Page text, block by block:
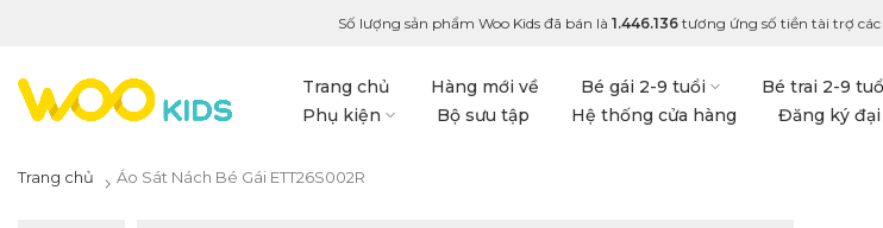
Số lượng sản phẩm Woo Kids đã bán là 1.446.136 tương ứng số tiền tài trợ
Trang chủ Hàng mới về Bé gái 2-9 tuổi Bé trai 2-9
Phụ kiện
Bộ sưu tập Hệ thống cửa hàng Đăng ký đại
Trang chủ Áo Sát Nách Bé Gái ETT26S002R